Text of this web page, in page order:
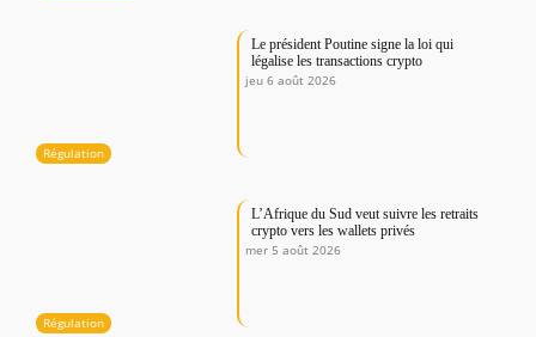
Régulation
Le président Poutine signe la loi qui
légalise les transactions crypto
jeu 6 août 2026
Régulation
L’Afrique du Sud veut suivre les retraits
crypto vers les wallets privés
mer 5 août 2026